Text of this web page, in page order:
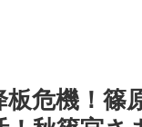
危機！篠